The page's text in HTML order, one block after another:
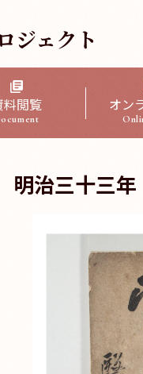
ジェクト
料閲覧 オン
治三十三年